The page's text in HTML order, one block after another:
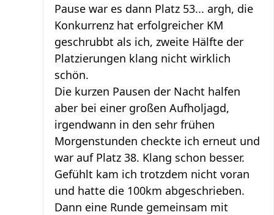
Pause war es dann Platz 53... argh, die
Konkurrenz hat erfolgreicher KM
geschrubbt als ich, zweite Hälfte der
Platzierungen klang nicht wirklich
schön.
Die kurzen Pausen der Nacht halfen
aber bei einer großen Aufholjagd,
irgendwann in den sehr frühen
Morgenstunden checkte ich erneut und
war auf Platz 38. Klang schon besser.
Gefühlt kam ich trotzdem nicht voran
und hatte die 100km abgeschrieben.
Dann eine Runde gemeinsam mit